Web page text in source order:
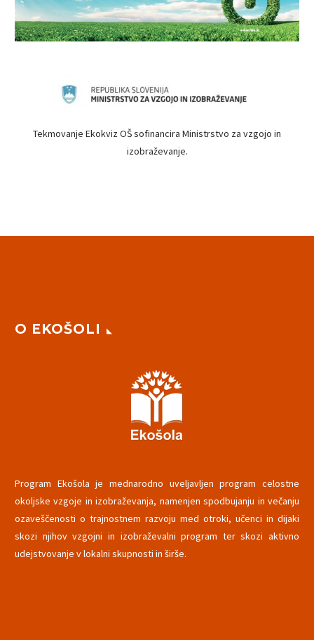
Tekmovanje Ekokviz OŠ sofinancira Ministrstvo za vzgojo in
izobraževanje.
O EKOŠOLI
Program Ekošola je mednarodno uveljavljen program celostne
okoljske vzgoje in izobraževanja, namenjen spodbujanju in večanju
ozaveščenosti o trajnostnem razvoju med otroki, učenci in dijaki
skozi njihov vzgojni in izobraževalni program ter skozi aktivno
udejstvovanje v lokalni skupnosti in širše.